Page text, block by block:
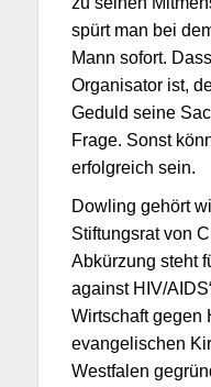
spürt man bei
Mann sofort.
Organisator ist,
Geduld seine
Frage. Sonst
erfolgreich sein.
Dowling gehört
Stiftungsrat von
Abkürzung steht
against HIV/
Wirtschaft gegen
evangelischen
Westfalen